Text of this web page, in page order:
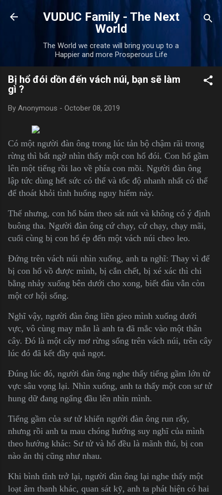
Skip to main content
VUDUC Family - The Next
World
The World we create will bring you up to a
Happier and more Prosperous Life
Bị hổ đói dồn đến vách núi, bạn sẽ làm
gì ?
By Anonymous - October 08, 2019
Có một người đàn ông trong lúc tản bộ chậm rãi trong
rừng thì bất ngờ nhìn thấy một con hổ đói. Con hổ gầm
lên một tiếng rồi lao về phía con mồi. Người đàn ông
lập tức dùng hết sức có thể và tốc độ nhanh nhất có thể
để thoát khỏi tình huống nguy hiểm này.
Thế nhưng, con hổ bám theo sát nút và không có ý định
buông tha. Người đàn ông cứ chạy, cứ chạy, chạy mãi,
cuổi cùng bị con hổ ép đến một vách núi cheo leo.
Đứng trên vách núi nhìn xuống, anh ta nghĩ: Thay vì để
bị con hổ vồ được mình, bị cắn chết, bị xé xác thì chi
bằng nhảy xuống bên dưới cho xong, biết đâu vẫn còn
một cơ hội sống.
Nghĩ vậy, người đàn ông liền gieo mình xuống dưới
vực, vô cùng may mắn là anh ta đã mắc vào một thân
cây. Đó là một cây mơ rừng sống trên vách núi, trên cây
lúc đó đã kết đầy quả ngọt.
Đúng lúc đó, người đàn ông nghe thấy tiếng gầm lớn từ
vực sâu vọng lại. Nhìn xuống, anh ta thấy một con sư tử
hung dữ đang ngẩng đầu lên nhìn mình.
Tiếng gầm của sư tử khiến người đàn ông run rẩy,
nhưng rồi anh ta mau chóng hướng suy nghĩ của mình
theo hướng khác: Sư tử và hổ đều là mãnh thú, bị con
nào ăn thị cũng như nhau.
Khi bình tĩnh trở lại, người đàn ông lại nghe thấy một
loạt âm thanh khác, quan sát kỹ, anh ta phát hiện có hai